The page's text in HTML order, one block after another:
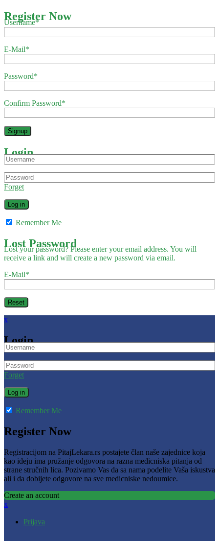
Register Now
Username*
E-Mail*
Password*
Confirm Password*
Login
Forget
Remember Me
Lost Password
Lost your password? Please enter your email address. You will
receive a link and will create a new password via email.
E-Mail*
x
Login
Forget
Remember Me
Register Now
Registracijom na PitajLekara.rs postajete član naše zajednice koja
kao ideju ima pružanje odgovora na razna medicniska pitanja od
strane stručnih lica. Pozivamo Vas da sa nama podelite Vaša iskustva
ali i da dobijete odgovore na sve medicniske nedoumice.
Create an account
x
Prijava